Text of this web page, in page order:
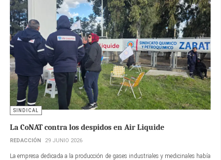
SINDICAL
La CoNAT contra los despidos en Air Liquide
REDACCIÓN 29 JUNIO 2026
La empresa dedicada a la producción de gases industriales y medicinales había